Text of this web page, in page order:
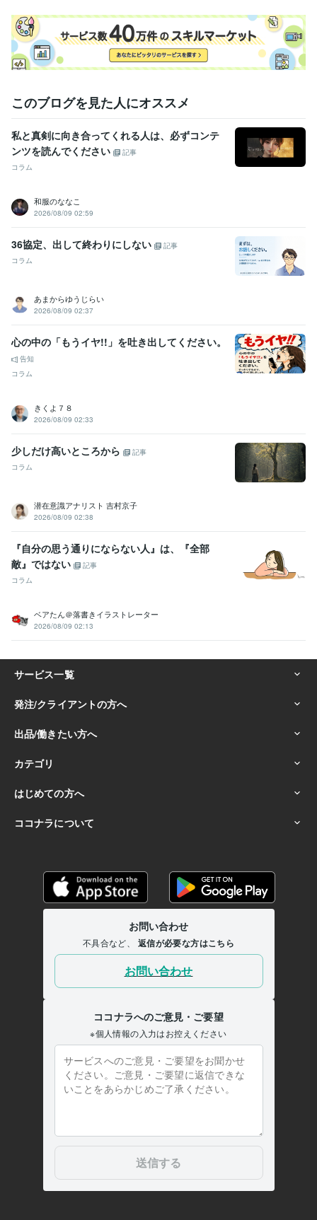
不動産鑑定士・鑑定士補 取得年 : 2005年
情報処理技術者（応用情報技術者） 取得年 : 1979年
土地家屋調査士 取得年 : 1992年
Adobe Photoshop:3年Filmora:2年Adobe Illustrator:3年
Sketch:3年Blender:4年SketchUp:3年Jw_cad:24年
その他ツール
アーキデザイナー:4年ホームズ君構造EX:4年
住まい・美容・生活相談
構造計算、耐震等級、日照計算等の積算計算
度を判断いたします ホームインスペクションで貴方の心配を解決 パ
ース図を作成してから工事内容を考える
リフォーム 住宅購入 リノベーション 雨漏り
土地購入
古民家リノベーション
ロゴ、各種看板デザイン
建ぺい率 容積率
構造体
カラーコーディネート 増築相談 減築相談 建築全般
学歴
日本大学
英語 日常会話レベル
このブログを見た人にオススメ
私と真剣に向き合ってくれる人は、必ずコンテ
ンツを読んでください
記事
コラム
和服のななこ
2026/08/09 02:59
36協定、出して終わりにしない
記事
コラム
あまからゆうじらい
2026/08/09 02:37
心の中の「もうイヤ!!」を吐き出してください。
告知
コラム
きくよ７８
2026/08/09 02:33
少しだけ高いところから
記事
コラム
潜在意識アナリスト 吉村京子
2026/08/09 02:38
『自分の思う通りにならない人』は、『全部
敵』ではない
記事
コラム
ベアたん＠落書きイラストレーター
2026/08/09 02:13